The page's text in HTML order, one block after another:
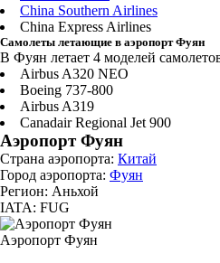
China Southern Airlines
China Express Airlines
Самолеты летающие в аэропорт Фуян
В Фуян летает 4 моделей
Airbus A320 NEO
Boeing 737-800
Airbus A319
Canadair Regional Jet 900
Аэропорт Фуян
Страна аэропорта: Китай
Город аэропорта: Фуян
Регион: Аньхой
IATA: FUG
Аэропорт Фуян